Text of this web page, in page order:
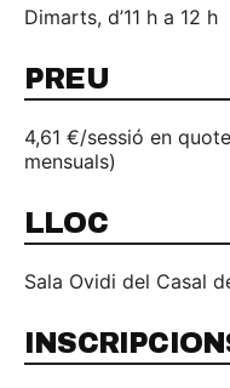
Dimarts, d’11 h a 12 h
PREU
4,61 €/sessió en
mensuals)
LLOC
Sala Ovidi del Casal